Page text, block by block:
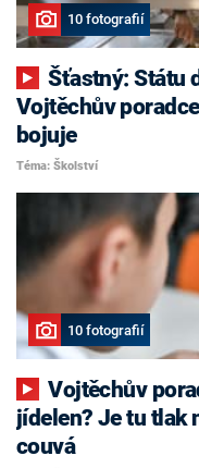
10 fotografií
Šťastný: Státu do školních jídelen nic není.
Vojtěchův
bojuje
Téma: Školství
10 fotografií
Vojtěchův poradce: Reforma školních
jídelen? Je tu tlak
couvá